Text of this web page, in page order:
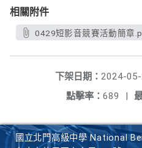
相關附件
0429短影音競賽活動簡章
下架日期： 2024-
點擊率： 689 |
國立北門高級中學 National